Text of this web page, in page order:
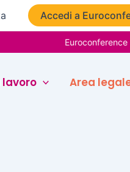
Accedi a
Euroconference
lavoro Area